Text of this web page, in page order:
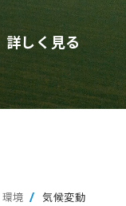
詳しく見る
環境 気候変動